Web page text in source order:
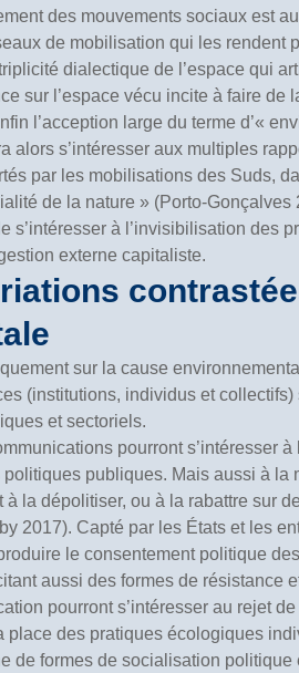
des mouvements sociaux est
de mobilisation qui les
dialectique de l’espace qui
sur l’espace vécu incite à faire
l’acception large du terme d’«
alors s’intéresser aux multiples
par les mobilisations des Suds,
de la nature » (Porto-
s’intéresser à l’invisibilisation
externe capitaliste.
sur la cause
(institutions, individus et
et sectoriels.
pourront s’intéresser
publiques. Mais aussi à la
la dépolitiser, ou à la rabattre sur
2017). Capté par les États et les
le consentement politique
aussi des formes de résistance
pourront s’intéresser au rejet
place des pratiques écologiques
de formes de socialisation